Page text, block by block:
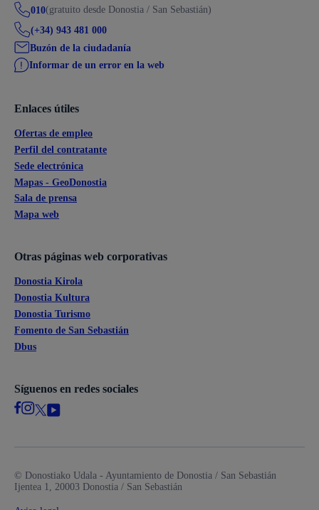
010(gratuito desde Donostia / San Sebastián)
(+34) 943 481 000
Buzón de la ciudadanía
Informar de un error en la web
Enlaces útiles
Ofertas de empleo
Perfil del contratante
Sede electrónica
Mapas - GeoDonostia
Sala de prensa
Mapa web
Otras páginas web corporativas
Donostia Kirola
Donostia Kultura
Donostia Turismo
Fomento de San Sebastián
Dbus
Síguenos en redes sociales
© Donostiako Udala - Ayuntamiento de Donostia / San Sebastián
Ijentea 1, 20003 Donostia / San Sebastián